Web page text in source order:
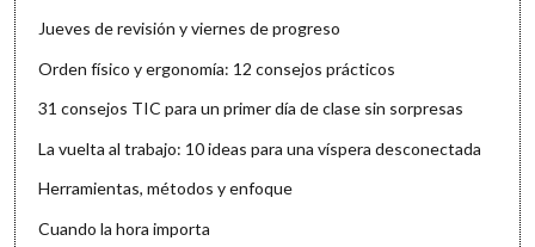
Jueves de revisión y viernes de progreso
Orden físico y ergonomía: 12 consejos prácticos
31 consejos TIC para un primer día de clase sin sorpresas
La vuelta al trabajo: 10 ideas para una víspera desconectada
Herramientas, métodos y enfoque
Cuando la hora importa